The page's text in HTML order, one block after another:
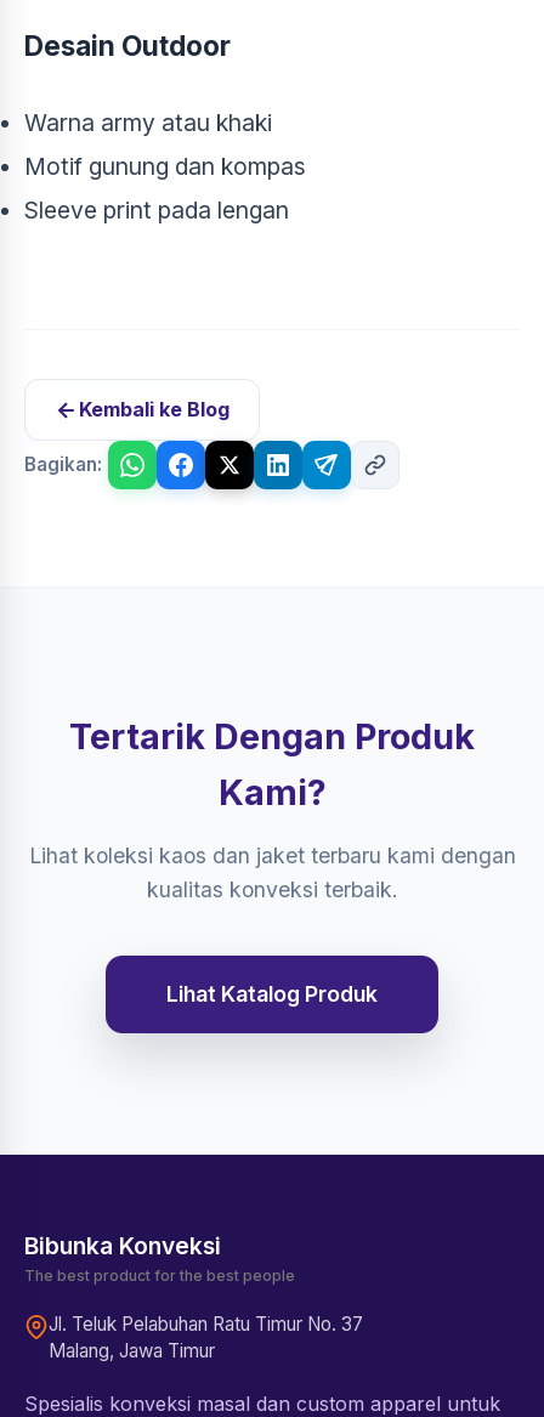
Desain Outdoor
Warna army atau khaki
Motif gunung dan kompas
Sleeve print pada lengan
Kembali ke Blog
Bagikan:
Tertarik Dengan Produk
Kami?
Lihat koleksi kaos dan jaket terbaru kami dengan
kualitas konveksi terbaik.
Lihat Katalog Produk
Bibunka Konveksi
The best product for the best people
Jl. Teluk Pelabuhan Ratu Timur No. 37
Malang, Jawa Timur
Spesialis konveksi masal dan custom apparel untuk